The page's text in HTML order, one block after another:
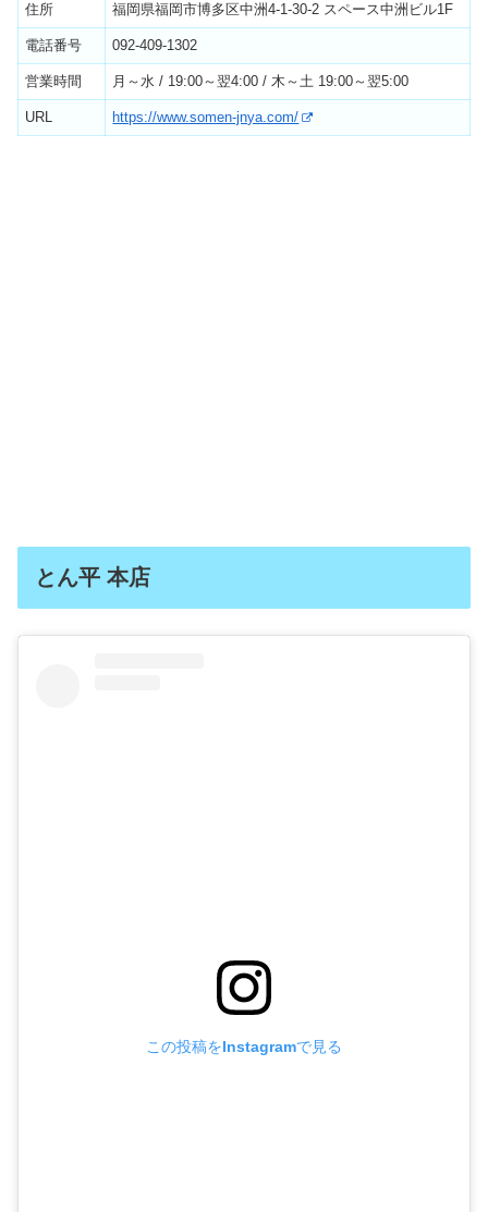
住所 福岡県福岡市博多区中洲4-1-30-2 スペース中洲ビル1F
電話番号 092-409-1302
営業時間 月～水 / 19:00～翌4:00 / 木～土 19:00～翌5:00
URL https://www.somen-jnya.com/
とん平 本店
この投稿をInstagramで見る